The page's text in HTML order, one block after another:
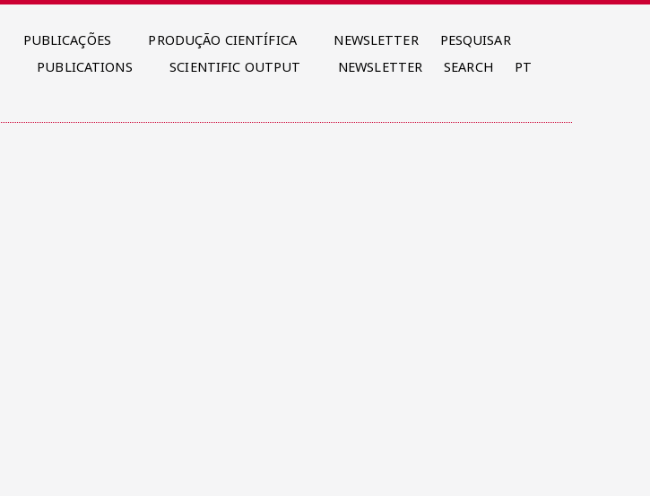
PUBLICAÇÕES PRODUÇÃO CIENTÍFICA NEWSLETTER
PESQUISAR
PUBLICATIONS SCIENTIFIC OUTPUT NEWSLETTER SEARCH PT